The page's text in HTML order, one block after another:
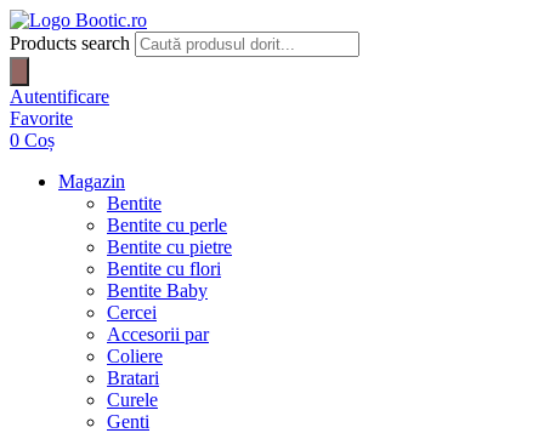
Products search
Autentificare
Favorite
0 Coș
Magazin
Bentite
Bentite cu perle
Bentite cu pietre
Bentite cu flori
Bentite Baby
Cercei
Accesorii par
Coliere
Bratari
Curele
Genti